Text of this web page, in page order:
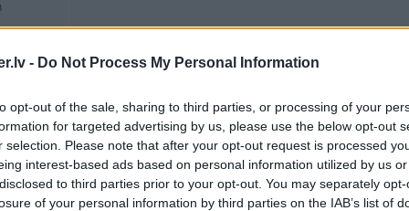
- Do Not Process My Personal Information
opt-out of the sale, sharing to third parties, or processing of your
for targeted advertising by us, please use the below opt-out
selection. Please note that after your opt-out request is processed
interest-based ads based on personal information utilized by us
to third parties prior to your opt-out. You may separately
of your personal information by third parties on the IAB’s list of
27. Sep 2014, 19:39
jo brauca ar benzīnu,
nomaini sprauslas, ja nelec maini galvu, ja nelec nomaini gredzenus, ja nelec
vispār ja ir automāts tad jāvelk ir kādi 400km!